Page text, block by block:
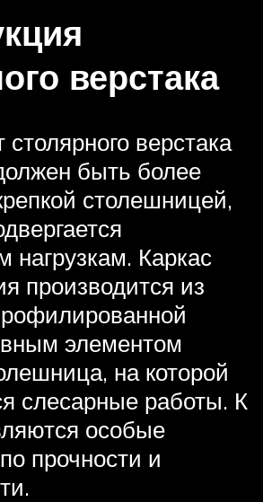
верстака
столярного верстака
быть более
столешницей,
Каркас
производится из
элементом
на которой
слесарные работы. К
особые
прочности и